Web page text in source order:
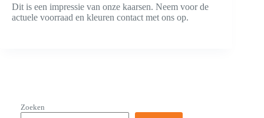
Dit is een impressie van onze kaarsen. Neem voor de
actuele voorraad en kleuren contact met ons op.
Zoeken